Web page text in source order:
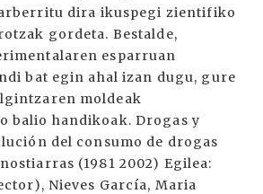
dira ikuspegi zientifiko
gordeta. Bestalde,
esparruan
bat egin ahal izan dugu, gure
moldeak
balio handikoak. Drogas y
del consumo de drogas
(1981 2002) Egilea:
Nieves García, Maria